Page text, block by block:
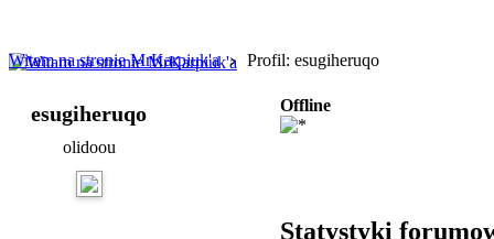
Witam na stronie MrKarpiuk'a
Profil: esugiheruqo
esugiheruqo
olidoou
Offline
Statystyki